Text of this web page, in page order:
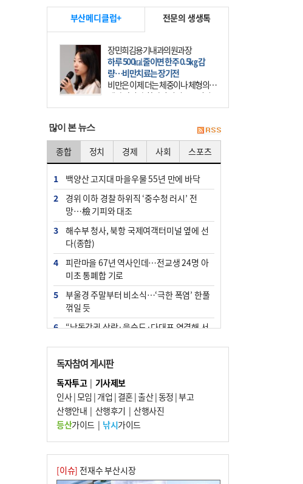
부산메디클럽+ 전문의 생생톡
장민희김용기내과의원과장
하루 500㎉ 줄이면 한주 0.5㎏ 감
량…비만치료는 장기전
비만은 이제 더는 체중이나 체형의 문
제가 아니다. 하나의 질병으로 인지
하고 치료와 관리를 해야 한다. 세계
많이 본 뉴스
종합 정치 경제 사회 스포츠
1
백양산 고지대 마을우물 55년 만에 바닥
2
경위 이하 경찰 하위직 ‘중수청 러시’ 전
망…檢 기피와 대조
3
해수부 청사, 북항 국제여객터미널 옆에 선
다(종합)
4
피란마을 67년 역사인데…전교생 24명 아
미초 통폐합 기로
5
부울경 주말부터 비소식…‘극한 폭염’ 한풀
꺾일 듯
6
“낙동강권 삼락·을숙도·다대포 연결해 서
7
오늘의 날씨- 2026년 8월 7일
8
외국인 선원 ‘인신매매 경유지’ 된 부산…
우려가 현실로
9
[사설] 해수부 신청사 북항으로 확정, 해양
수도 도약의 전환점
10 르노 못 타는 부산시장…관용차 규정에 막
힌 지역기업 응원
독자참여 게시판
독자투고| 기사제보
인사|모임 | 개업 | 결혼|출산|동정 |부고
산행안내 | 산행후기 | 산행사진
등산가이드| 낚시가이드
[이슈] 전재수 부산시장